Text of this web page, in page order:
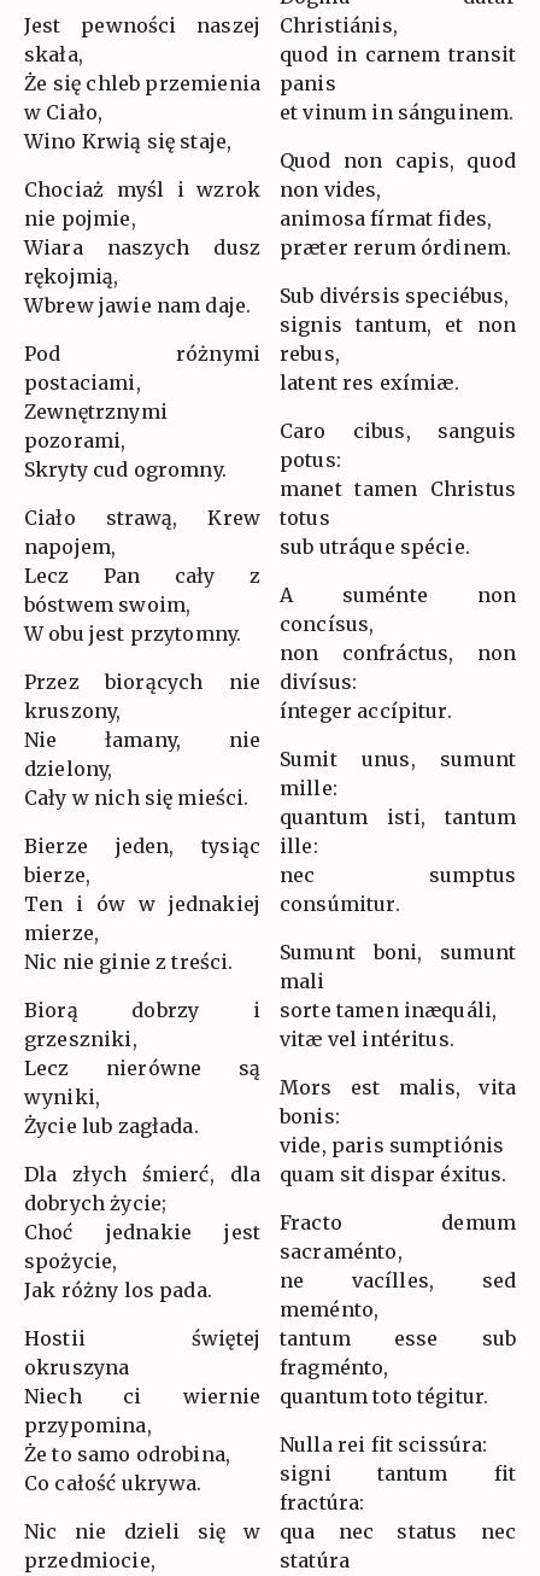
Jest pewności naszej
skała,
Że się chleb przemienia
w Ciało,
Wino Krwią się staje,
Chociaż myśl i wzrok
nie pojmie,
Wiara naszych dusz
rękojmią,
Wbrew jawie nam daje.
Pod różnymi
postaciami,
Zewnętrznymi
pozorami,
Skryty cud ogromny.
Ciało strawą, Krew
napojem,
Lecz Pan cały z
bóstwem swoim,
W obu jest przytomny.
Przez biorących nie
kruszony,
Nie łamany, nie
dzielony,
Cały w nich się mieści.
Bierze jeden, tysiąc
bierze,
Ten i ów w jednakiej
mierze,
Nic nie ginie z treści.
Biorą dobrzy i
grzeszniki,
Lecz nierówne są
wyniki,
Życie lub zagłada.
Dla złych śmierć, dla
dobrych życie;
Choć jednakie jest
spożycie,
Jak różny los pada.
Hostii świętej
okruszyna
Niech ci wiernie
przypomina,
Że to samo odrobina,
Co całość ukrywa.
Nic nie dzieli się w
przedmiocie,
Christiánis,
quod in carnem transit
panis
et vinum in sánguinem.
Quod non capis, quod
non vides,
animosa fírmat fides,
præter rerum órdinem.
Sub divérsis speciébus,
signis tantum, et non
rebus,
latent res exímiæ.
Caro cibus, sanguis
potus:
manet tamen Christus
totus
sub utráque spécie.
A suménte non
concísus,
non confráctus, non
divísus:
ínteger accípitur.
Sumit unus, sumunt
mille:
quantum isti, tantum
ille:
nec sumptus
consúmitur.
Sumunt boni, sumunt
mali
sorte tamen inæquáli,
vitæ vel intéritus.
Mors est malis, vita
bonis:
vide, paris sumptiónis
quam sit dispar éxitus.
Fracto demum
sacraménto,
ne vacílles, sed
meménto,
tantum esse sub
fragménto,
quantum toto tégitur.
Nulla rei fit scissúra:
signi tantum fit
fractúra:
qua nec status nec
statúra